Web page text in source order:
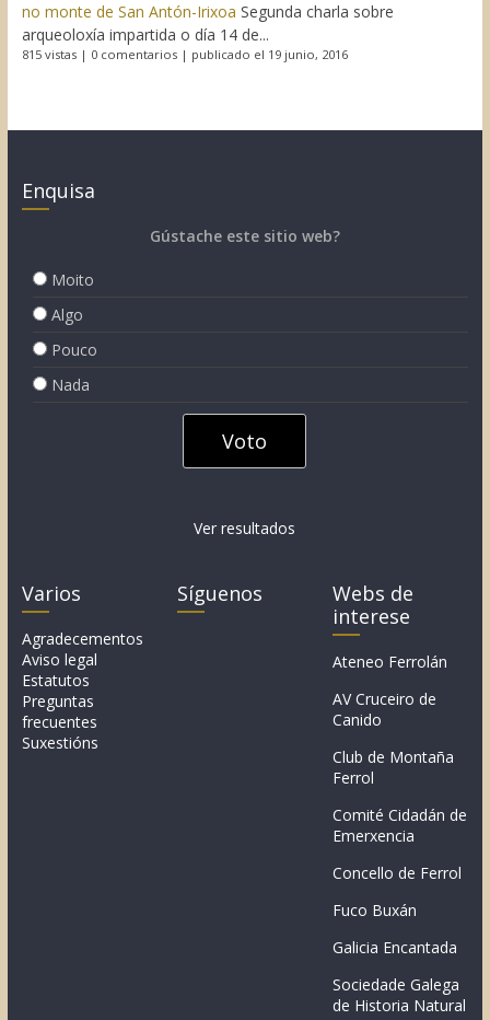
no monte de San Antón-Irixoa Segunda charla sobre
arqueoloxía impartida o día 14 de...
815 vistas| 0 comentarios| publicado el 19 junio, 2016
Enquisa
Gústache este sitio web?
Moito
Algo
Pouco
Nada
Ver resultados
Varios
Agradecementos
Aviso legal
Estatutos
Preguntas
frecuentes
Suxestións
Síguenos
Webs de
interese
Ateneo Ferrolán
AV Cruceiro de
Canido
Club de Montaña
Ferrol
Comité Cidadán de
Emerxencia
Concello de Ferrol
Fuco Buxán
Galicia Encantada
Sociedade Galega
de Historia Natural